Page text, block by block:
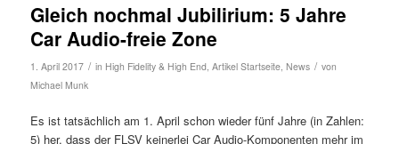
Gleich nochmal Jubilirium: 5 Jahre
Car Audio-freie Zone
1. April 2017 / in High Fidelity & High End, Artikel Startseite, News / von
Michael Munk
Es ist tatsächlich am 1. April schon wieder fünf Jahre (in Zahlen:
5) her, dass der FLSV keinerlei Car Audio-Komponenten mehr im